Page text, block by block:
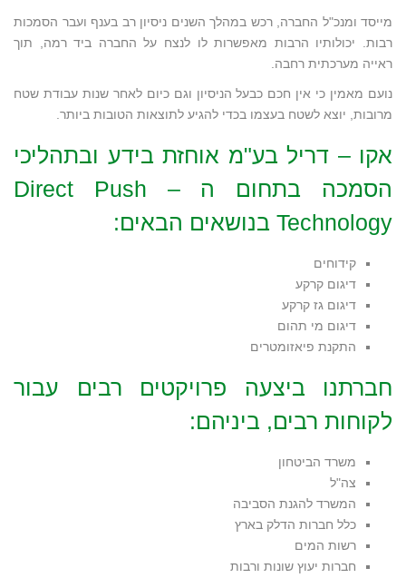
מייסד ומנכ"ל החברה, רכש במהלך השנים ניסיון רב בענף ועבר הסמכות
רבות. יכולותיו הרבות מאפשרות לו לנצח על החברה ביד רמה, תוך
ראייה מערכתית רחבה.
נועם מאמין כי אין חכם כבעל הניסיון וגם כיום לאחר שנות עבודת שטח
מרובות, יוצא לשטח בעצמו בכדי להגיע לתוצאות הטובות ביותר.
אקו – דריל בע"מ אוחזת בידע ובתהליכי
הסמכה בתחום ה – Direct Push
Technology בנושאים הבאים:
קידוחים
דיגום קרקע
דיגום גז קרקע
דיגום מי תהום
התקנת פיאזומטרים
חברתנו ביצעה פרויקטים רבים עבור
לקוחות רבים, ביניהם:
משרד הביטחון
צה"ל
המשרד להגנת הסביבה
כלל חברות הדלק בארץ
רשות המים
חברות יעוץ שונות ורבות